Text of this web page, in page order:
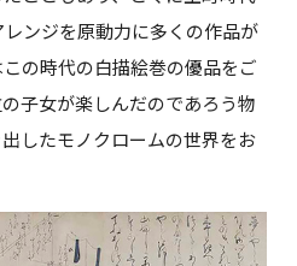
ンジを原動力に多くの作品が
の時代の白描絵巻の優品をご
子女が楽しんだのであろう物
したモノクロームの世界をお